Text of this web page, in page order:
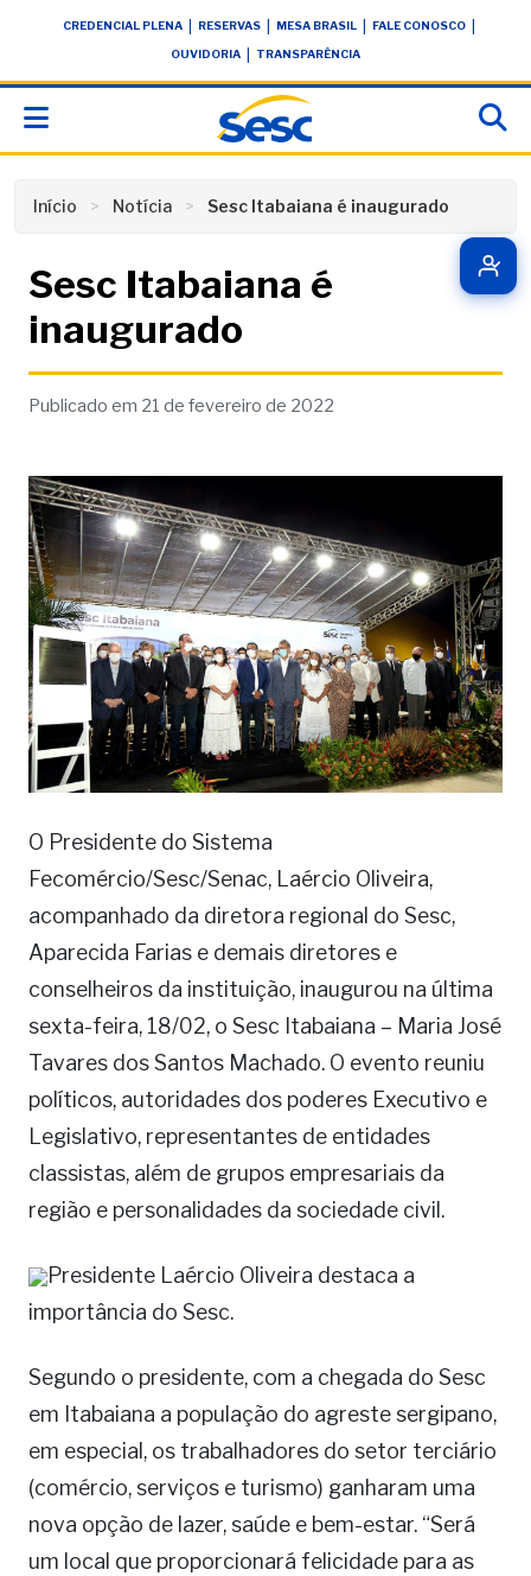
conteúdoCREDENCIAL PLENA RESERVAS MESA BRASIL FALE CONOSCO
OUVIDORIA TRANSPARÊNCIA
Início Notícia Sesc Itabaiana é inaugurado
Sesc Itabaiana é
inaugurado
Publicado em 21 de fevereiro de 2022
O Presidente do Sistema
Fecomércio/Sesc/Senac, Laércio Oliveira,
acompanhado da diretora regional do Sesc,
Aparecida Farias e demais diretores e
conselheiros da instituição, inaugurou na última
sexta-feira, 18/02, o Sesc Itabaiana – Maria José
Tavares dos Santos Machado. O evento reuniu
políticos, autoridades dos poderes Executivo e
Legislativo, representantes de entidades
classistas, além de grupos empresariais da
região e personalidades da sociedade civil.
Presidente Laércio Oliveira destaca a
importância do Sesc.
Segundo o presidente, com a chegada do Sesc
em Itabaiana a população do agreste sergipano,
em especial, os trabalhadores do setor terciário
(comércio, serviços e turismo) ganharam uma
nova opção de lazer, saúde e bem-estar. “Será
um local que proporcionará felicidade para as